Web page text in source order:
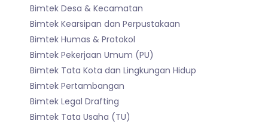
Bimtek Desa & Kecamatan
Bimtek Kearsipan dan Perpustakaan
Bimtek Humas & Protokol
Bimtek Pekerjaan Umum (PU)
Bimtek Tata Kota dan Lingkungan Hidup
Bimtek Pertambangan
Bimtek Legal Drafting
Bimtek Tata Usaha (TU)